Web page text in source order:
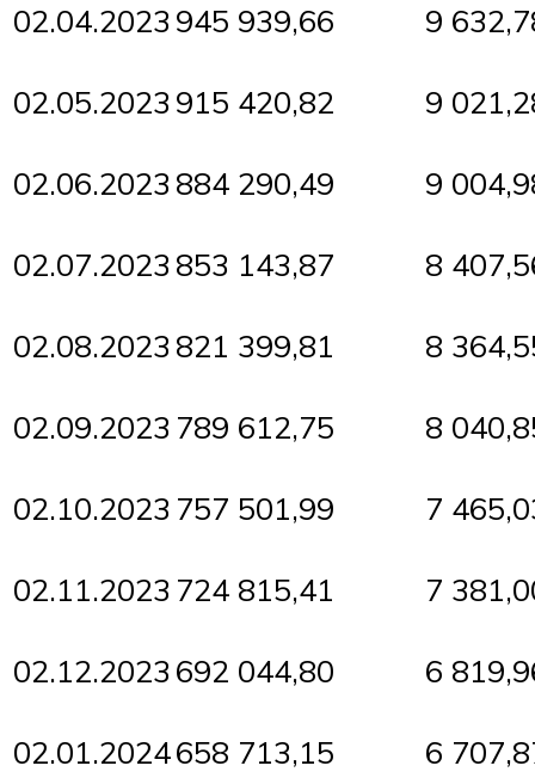
02.04.2023 945 939,66 9
02.05.2023 915 420,82 9
02.06.2023 884 290,49 9
02.07.2023 853 143,87 8
02.08.2023 821 399,81 8
02.09.2023 789 612,75 8
02.10.2023 757 501,99 7
02.11.2023 724 815,41 7
02.12.2023 692 044,80 6
02.01.2024658 713,15 6